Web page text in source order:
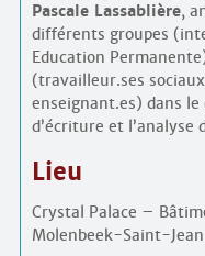
Pascale Lassablière,
différents groupes
Education
(travailleur.ses
enseignant.es) dans
d’écriture et l’analyse
Lieu
Crystal Palace –
Molenbeek-Saint-